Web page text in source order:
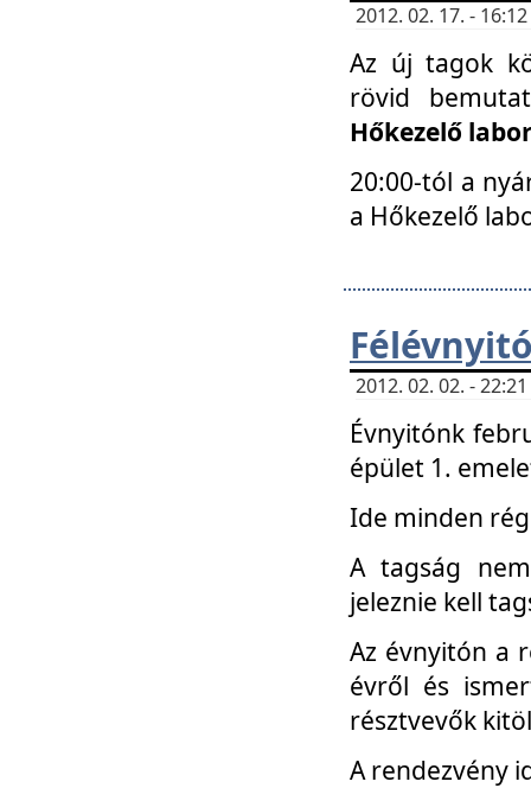
2012. 02. 17. -
Az új tagok
rövid
Hőkezelő
20:00-tól a
a Hőkezelő
2012. 02. 02. -
Évnyitónk
épület 1.
Ide minden
A tagság
jeleznie kell
Az évnyitón a
évről és
résztvevők
A rendezvény